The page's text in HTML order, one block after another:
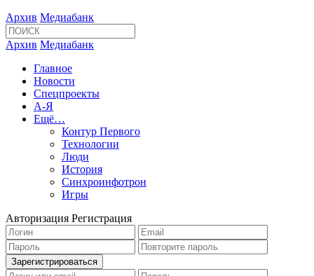
Архив Медиабанк
Архив Медиабанк
Главное
Новости
Спецпроекты
А-Я
Ещё…
Контур Первого
Технологии
Люди
История
Синхроинфотрон
Игры
Авторизация Регистрация